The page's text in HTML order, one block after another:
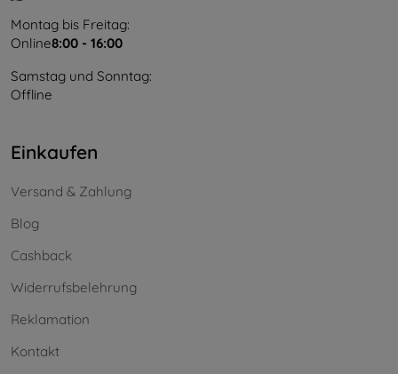
Montag bis Freitag:
Online8:00 - 16:00
Samstag und Sonntag:
Offline
Einkaufen
Versand & Zahlung
Blog
Cashback
Widerrufsbelehrung
Reklamation
Kontakt